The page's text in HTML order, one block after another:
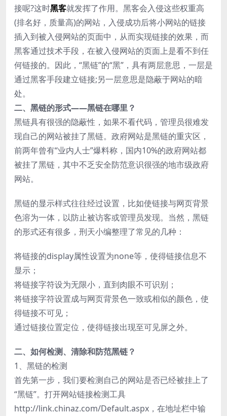
接呢?这时黑客就发挥了作用。黑客会入侵这些权重高
(排名好，质量高)的网站，入侵成功后将小网站的链接
插入到被入侵网站的页面中，从而实现链接的效果，而
黑客通过技术手段，在被入侵网站的页面上是看不到任
何链接的。因此，“黑链”的“黑”，具有两层意思，一层是
通过黑客手段建立链接;另一层意思是隐蔽于网站的暗
处。
二、黑链的形式——黑链在哪里？
黑链具有很强的隐蔽性，如果不看代码，管理员很难发
现自己的网站被挂了黑链。政府网站是黑链的重灾区，
前两年曾有“业内人士”爆料称，国内10%的政府网站都
被挂了黑链，其中不乏安全防范意识很强的地市级政府
网站。
黑链的显示样式往往经过设置，比如使链接与网页背景
色溶为一体，以防止被访客或管理员发现。当然，黑链
的形式还有很多，刑天小编整理了常见的几种：
将链接的display属性设置为none等，使得链接信息不
显示；
将链接字符设为无限小，直到肉眼不可识别；
将链接字符设置成与网页背景色一致或相似的颜色，使
得链接不可见；
通过链接位置定位，使得链接出现至可见屏之外。
二、如何检测、清除和防范黑链？
1、黑链的检测
首先第一步，我们要检测自己的网站是否已经被挂上了
“黑链”。打开网站链接检测工具
http://link.chinaz.com/Default.aspx，在地址栏中输